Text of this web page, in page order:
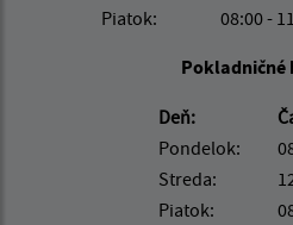
Piatok:
08:00 -
Pokladničné
Deň:
Pondelok:
Streda:
Piatok: